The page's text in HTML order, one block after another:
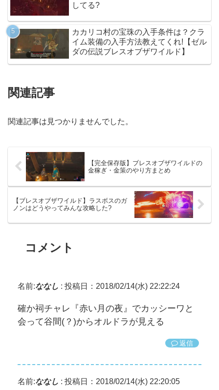
してる?
カカリコ村の宝珠の入手条件は？クラ
イム装備の入手方法教えてくれ!【ゼル
ダの伝説ブレスオブザワイルド】
関連記事
関連記事は見つかりませんでした。
【完全保存版】ブレスオブザワイルドの
金稼ぎ・金策のやり方まとめ
【ブレスオブザワイルド】ラスボスのガ
ノンはどうやってみんな攻略した?
コメント
名前:ななし : 投稿日：2018/02/14(水) 22:22:24
確か祠チャレ『赤い月の夜』でカッシーワと
会って谷間(？)からオルドラが見える
返信
名前:ななし : 投稿日：2018/02/14(水) 22:20:05